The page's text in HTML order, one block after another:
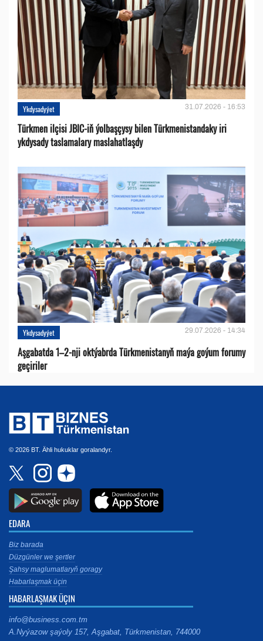
Ykdysadyýet 31.07.2026 - 16:53
Türkmen ilçisi JBIC-iň ýolbaşçysy bilen Türkmenistandaky iri
ykdysady taslamalary maslahatlaşdy
Ykdysadyýet 29.07.2026 - 14:34
Aşgabatda 1–2-nji oktýabrda Türkmenistanyň maýa goýum forumy
geçiriler
© 2026 BT. Ähli hukuklar goralandyr.
EDARA
Biz barada
Düzgünler we şertler
Şahsy maglumatlaryň goragy
Habarlaşmak üçin
HABARLAŞMAK ÜÇIN
info@business.com.tm
A.Nyýazow şaýoly 157, Aşgabat, Türkmenistan, 744000